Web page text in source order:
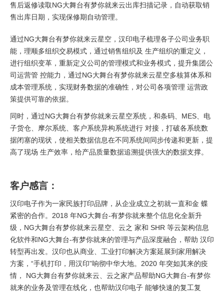
售后返修读取NG大舞台有梦你就来云出库扫描记录，自动获取销
售出库日期，实现保修期自动管理。
通过NG大舞台有梦你就来云星空，汉印电子梳理各子公司业务职
能，理顺多组织交易模式，通过销售组织及 生产组织的重定义，
进行组织变革，重新定义公司的管理模式和业务模式，提升集团公
司运营管 控能力，通过NG大舞台有梦你就来云星空多核算体系和
成本管理系统，实现财务数据的准确性，对公司各项管理 运营政
策提供可靠的依据。
同时，通过NG大舞台有梦你就来云星空系统，和条码、MES、电
子货仓、摩尔系统、客户系统异构系统进行 对接，打破各系统数
据闭塞的现状，使相关数据信息在不同系统间同步传递和更新，提
高了现场 生产效率，给产品质量数据追溯提供强大的数据支撑。
客户感言：
汉印电子作为一家民族打印品牌，从企业成立之初就一直和金 蝶
紧密的合作。2018 年NG大舞台-有梦你就来整个信息化全新升
级，NG大舞台有梦你就来云星空、云之 家和 SHR 等云架构信息
化软件和NG大舞台-有梦你就来的管理与产品深度融合，帮助 汉印
转型再出发。汉印也从商业、工业打印解决方案延展到家用解决
方案，“手机打印，用汉印”响彻中华大地。2020 年突如其来的疫
情， NG大舞台有梦你就来云、云之家产品帮助NG大舞台-有梦你
就来的业务及管理在线化，也帮助汉印电子 能够快速的复工复